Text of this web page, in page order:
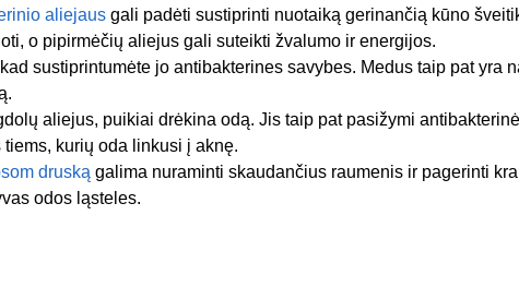
aliejaus gali padėti sustiprinti nuotaiką gerinančią kūno
o pipirmėčių aliejus gali suteikti žvalumo ir energijos.
sustiprintumėte jo antibakterines savybes. Medus taip pat yra
aliejus, puikiai drėkina odą. Jis taip pat pasižymi
kurių oda linkusi į aknę.
druską galima nuraminti skaudančius raumenis ir pagerinti
odos ląsteles.